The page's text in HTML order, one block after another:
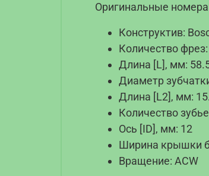
Оригинальные
Конструктив:
Количество
Длина [L], мм:
Диаметр
Длина [L2], мм:
Количество
Ось [ID], мм: 12
Ширина крышки
Вращение: ACW